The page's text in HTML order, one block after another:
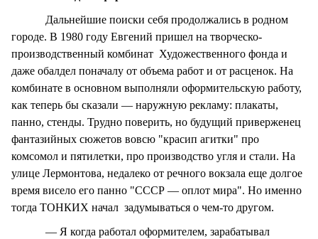
Дальнейшие поиски себя продолжались в родном
городе. В 1980 году Евгений пришел на творческо-
производственный комбинат Художественного фонда и
даже обалдел поначалу от объема работ и от расценок. На
комбинате в основном выполняли оформительскую работу,
как теперь бы сказали — наружную рекламу: плакаты,
панно, стенды. Трудно поверить, но будущий приверженец
фантазийных сюжетов вовсю "красип агитки" про
комсомол и пятилетки, про производство угля и стали. На
улице Лермонтова, недалеко от речного вокзала еще долгое
время висело его панно "СССР — оплот мира". Но именно
тогда ТОНКИХ начал задумываться о чем-то другом.
— Я когда работал оформителем, зарабатывал